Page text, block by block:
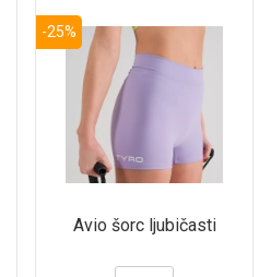
-25%
Avio šorc ljubičasti